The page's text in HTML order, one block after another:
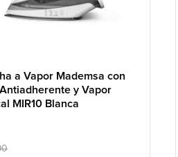
a Vapor Mademsa con
y Vapor
MIR10 Blanca